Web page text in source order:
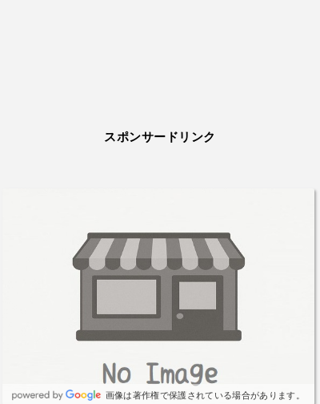
スポンサードリンク
画像は著作権で保護されている場合があります。